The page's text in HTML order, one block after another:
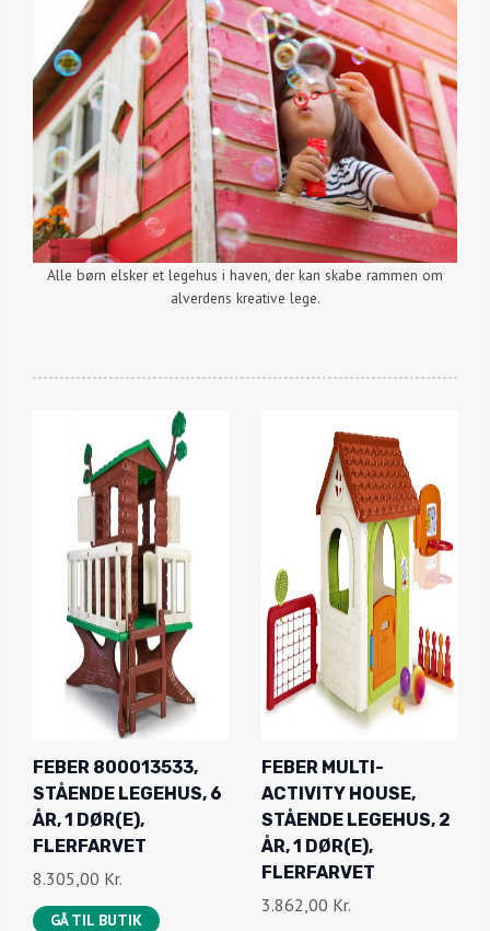
Alle børn elsker et legehus i haven, der kan skabe rammen om
alverdens kreative lege.
FEBER 800013533,
STÅENDE LEGEHUS, 6
ÅR, 1 DØR(E),
FLERFARVET
8.305,00 Kr.
GÅ TIL BUTIK
FEBER MULTI-
ACTIVITY HOUSE,
STÅENDE LEGEHUS, 2
ÅR, 1 DØR(E),
FLERFARVET
3.862,00 Kr.